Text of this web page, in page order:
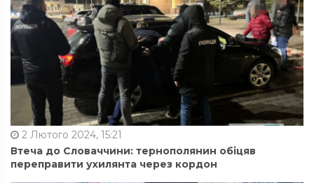
2 Лютого 2024, 15:21
Втеча до Словаччини: тернополянин обіцяв
переправити ухилянта через кордон